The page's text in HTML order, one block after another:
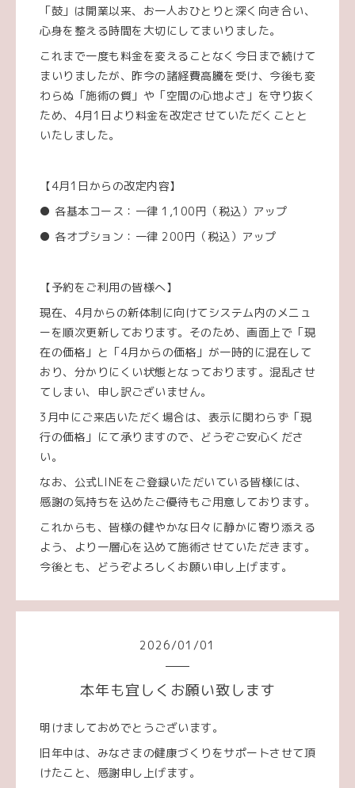
「鼓」は開業以来、お一人おひとりと深く向き合い、
心身を整える時間を大切にしてまいりました。
これまで一度も料金を変えることなく今日まで続けて
まいりましたが、昨今の諸経費高騰を受け、今後も変
わらぬ「施術の質」や「空間の心地よさ」を守り抜く
ため、4月1日より料金を改定させていただくことと
いたしました。
【4月1日からの改定内容】
● 各基本コース：一律 1,100円（税込）アップ
● 各オプション：一律 200円（税込）アップ
【予約をご利用の皆様へ】
現在、4月からの新体制に向けてシステム内のメニュ
ーを順次更新しております。そのため、画面上で「現
在の価格」と「4月からの価格」が一時的に混在して
おり、分かりにくい状態となっております。混乱させ
てしまい、申し訳ございません。
3月中にご来店いただく場合は、表示に関わらず「現
行の価格」にて承りますので、どうぞご安心くださ
い。
なお、公式LINEをご登録いただいている皆様には、
感謝の気持ちを込めたご優待もご用意しております。
これからも、皆様の健やかな日々に静かに寄り添える
よう、より一層心を込めて施術させていただきます。
今後とも、どうぞよろしくお願い申し上げます。
2026/01 /01
本年も宜しくお願い致します
明けましておめでとうございます。
旧年中は、みなさまの健康づくりをサポートさせて頂
けたこと、感謝申し上げます。